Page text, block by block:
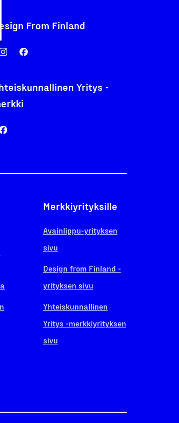
From Finland
Yritys -
Merkkiyrityksille
Avainlippu-yrityksen
sivu
Design from Finland -
yrityksen sivu
Yhteiskunnallinen
Yritys -merkkiyrityksen
sivu